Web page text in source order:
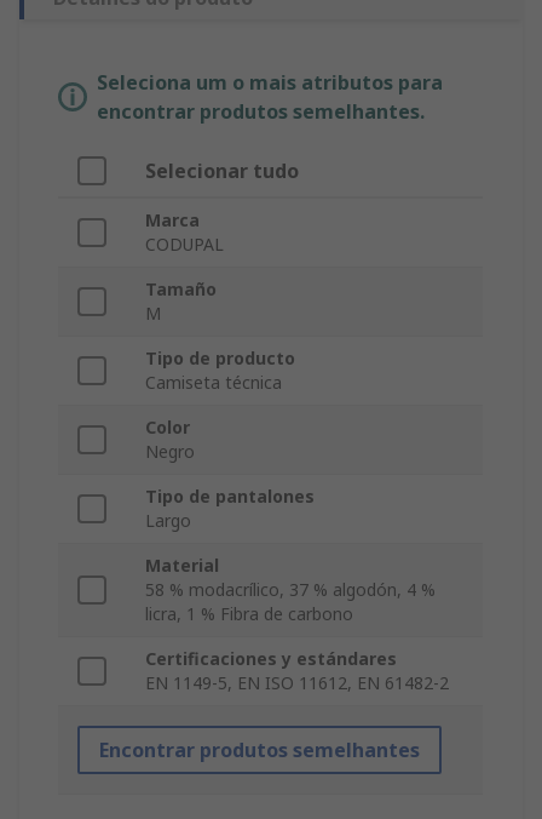
Seleciona um o mais atributos para
encontrar produtos semelhantes.
Selecionar tudo
Marca
CODUPAL
Tamaño
M
Tipo de producto
Camiseta técnica
Color
Negro
Tipo de pantalones
Largo
Material
58 % modacrílico, 37 % algodón, 4 %
licra, 1 % Fibra de carbono
Certificaciones y estándares
EN 1149-5, EN ISO 11612, EN 61482-2
Encontrar produtos semelhantes